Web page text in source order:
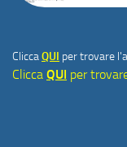
CliccaQUI per trovare
Clicca QUI per